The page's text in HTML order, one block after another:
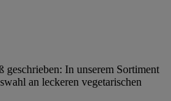
In unserem Sortiment
an leckeren vegetarischen